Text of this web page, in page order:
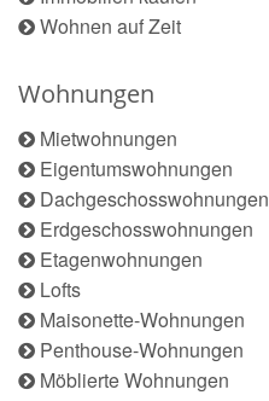
Wohnen auf Zeit
Wohnungen
Mietwohnungen
Eigentumswohnungen
Dachgeschosswohnungen
Erdgeschosswohnungen
Etagenwohnungen
Lofts
Maisonette-Wohnungen
Penthouse-Wohnungen
Möblierte Wohnungen